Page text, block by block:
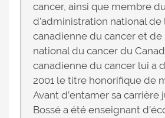
cancer, ainsi que membre
d’administration national de
canadienne du cancer et de
national du cancer du
canadienne du cancer lui a
2001 le titre honorifique de
Avant d’entamer sa carrière
Bossé a été enseignant